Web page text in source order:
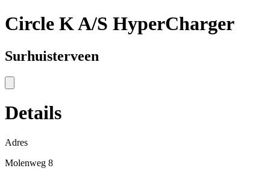
Circle K A/S HyperCharger
Surhuisterveen
Details
Adres
Molenweg 8